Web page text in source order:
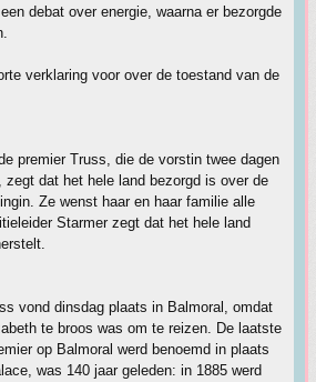
debat over energie, waarna er bezorgde
verklaring voor over de toestand van de
premier Truss, die de vorstin twee dagen
zegt dat het hele land bezorgd is over de
Ze wenst haar en haar familie alle
Starmer zegt dat het hele land
vond dinsdag plaats in Balmoral, omdat
te broos was om te reizen. De laatste
op Balmoral werd benoemd in plaats
was 140 jaar geleden: in 1885 werd